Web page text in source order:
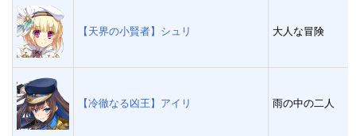
【天界の小賢者】シュリ 大人な冒険
【冷徹なる凶王】アイリ 雨の中の二人